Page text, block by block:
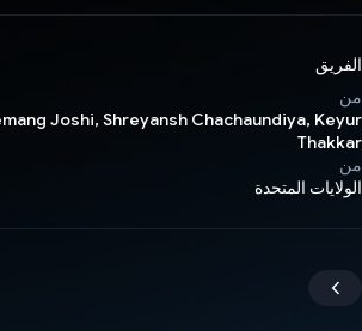
الفريق
من
Joshi, Shreyansh Chachaundiya, Keyur
Thakkar
من
الولايات المتحدة